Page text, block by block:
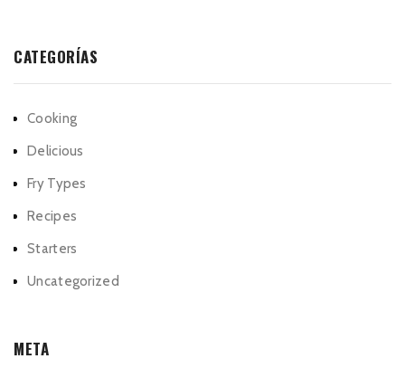
CATEGORÍAS
Cooking
Delicious
Fry Types
Recipes
Starters
Uncategorized
META